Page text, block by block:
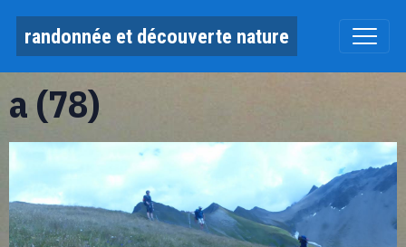
randonnée et découverte nature
a (78)